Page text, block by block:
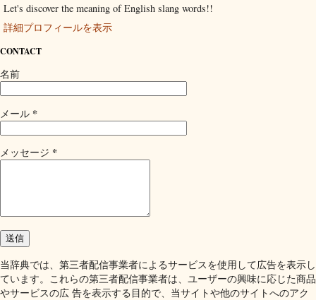
Let's discover the meaning of English slang words!!
詳細プロフィールを表示
CONTACT
名前
メール *
メッセージ *
当辞典では、第三者配信事業者によるサービスを使用して広告を表示し
ています。これらの第三者配信事業者は、ユーザーの興味に応じた商品
やサービスの広 告を表示する目的で、当サイトや他のサイトへのアク